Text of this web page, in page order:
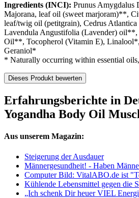
Ingredients (INCI): Prunus Amygdalus
Majorana, leaf oil (sweet marjoram)**,
leaf/twig oil (petitgrain), Cedrus
Lavendula Angustifolia (Lavender)
Oil**, Tocopherol (Vitamin E),
Geraniol*
* Naturally occurring within essential
Dieses Produkt bewerten
Erfahrungsberichte in
Yogandha Body Oil
Aus unserem Magazin:
Steigerung der Ausdauer
Männergesundheit! - Haben
Computer Bild: VitalABO.de ist
Kühlende Lebensmittel gegen die
„Ich schenk Dir heuer VIEL